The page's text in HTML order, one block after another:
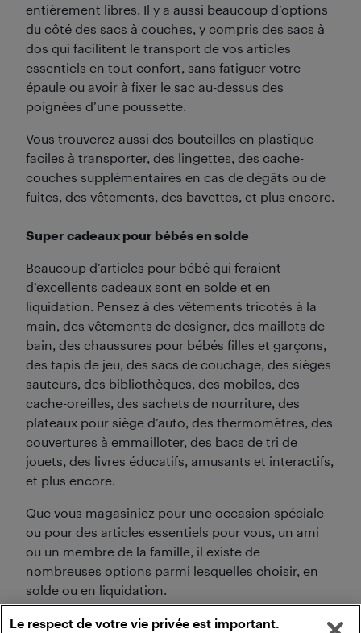
entièrement libres. Il y a aussi beaucoup d’options
du côté des sacs à couches, y compris des sacs à
dos qui facilitent le transport de vos articles
essentiels en tout confort, sans fatiguer votre
épaule ou avoir à fixer le sac au-dessus des
poignées d’une poussette.
Vous trouverez aussi des bouteilles en plastique
faciles à transporter, des lingettes, des cache-
couches supplémentaires en cas de dégâts ou de
fuites, des vêtements, des bavettes, et plus encore.
Super cadeaux pour bébés en solde
Beaucoup d’articles pour bébé qui feraient
d’excellents cadeaux sont en solde et en
liquidation. Pensez à des vêtements tricotés à la
main, des vêtements de designer, des maillots de
bain, des chaussures pour bébés filles et garçons,
des tapis de jeu, des sacs de couchage, des sièges
sauteurs, des bibliothèques, des mobiles, des
cache-oreilles, des sachets de nourriture, des
plateaux pour siège d’auto, des thermomètres, des
couvertures à emmailloter, des bacs de tri de
jouets, des livres éducatifs, amusants et interactifs,
et plus encore.
Que vous magasiniez pour une occasion spéciale
ou pour des articles essentiels pour vous, un ami
ou un membre de la famille, il existe de
nombreuses options parmi lesquelles choisir, en
solde ou en liquidation.
Le respect de votre vie privée est important.